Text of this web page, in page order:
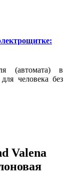
(автомата) в
человека без
Valena